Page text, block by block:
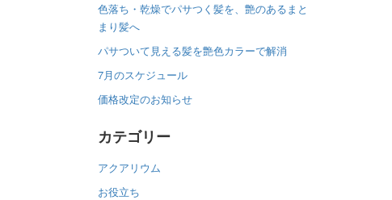
色落ち・乾燥でパサつく髪を、艶のあるまと
まり髪へ
パサついて見える髪を艶色カラーで解消
7月のスケジュール
価格改定のお知らせ
カテゴリー
アクアリウム
お役立ち